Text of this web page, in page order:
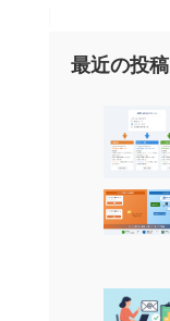
最近の投稿